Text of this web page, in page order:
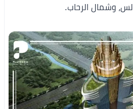
وشمال الرحاب.